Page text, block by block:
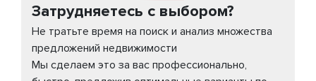
Затрудняетесь с выбором?
Не тратьте время на поиск и анализ множества
предложений недвижимости
Мы сделаем это за вас профессионально,